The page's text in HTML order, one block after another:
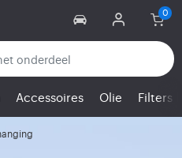
Accessoires Olie Filters